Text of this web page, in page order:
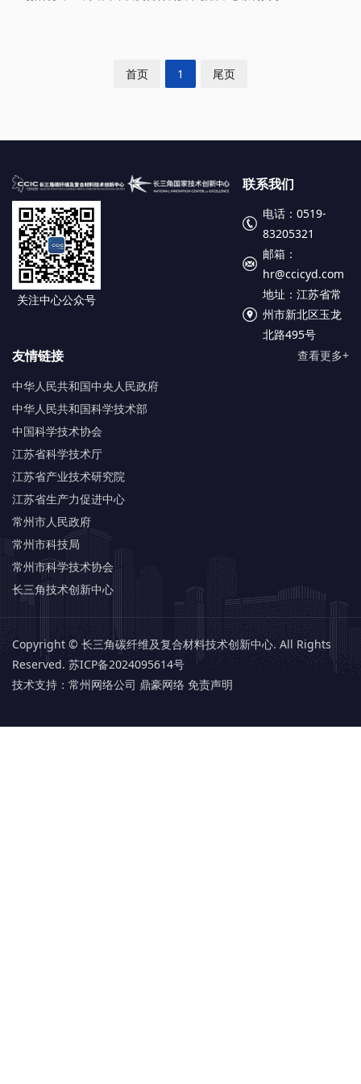
首页 1 尾页
关注中心公众号
联系我们
电话：0519-
83205321
邮箱：
hr@ccicyd.com
地址：江苏省常
州市新北区玉龙
北路495号
友情链接
查看更多+
中华人民共和国中央人民政府
中华人民共和国科学技术部
中国科学技术协会
江苏省科学技术厅
江苏省产业技术研究院
江苏省生产力促进中心
常州市人民政府
常州市科技局
常州市科学技术协会
长三角技术创新中心
Copyright © 长三角碳纤维及复合材料技术创新中心. All Rights
Reserved. 苏ICP备2024095614号
技术支持： 常州网络公司 鼎豪网络 免责声明